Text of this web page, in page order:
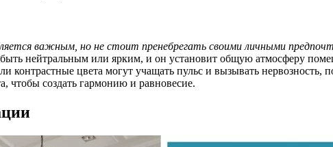
важным, но не стоит пренебрегать своими личными
нейтральным или ярким, и он установит общую атмосферу
контрастные цвета могут учащать пульс и вызывать нервозность,
чтобы создать гармонию и равновесие.